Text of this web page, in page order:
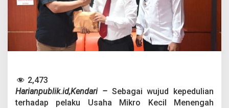
n
t
D
e
m
2,473
Harianpublik.id,Kendari – Sebagai wujud kepedulian
terhadap pelaku Usaha Mikro Kecil Menengah